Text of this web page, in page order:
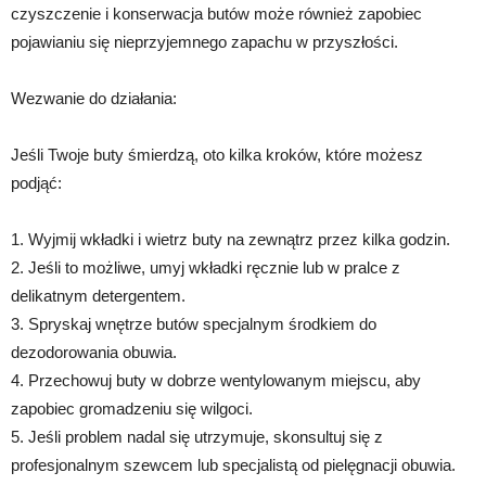
czyszczenie i konserwacja butów może również zapobiec
pojawianiu się nieprzyjemnego zapachu w przyszłości.
Wezwanie do działania:
Jeśli Twoje buty śmierdzą, oto kilka kroków, które możesz
podjąć:
1. Wyjmij wkładki i wietrz buty na zewnątrz przez kilka godzin.
2. Jeśli to możliwe, umyj wkładki ręcznie lub w pralce z
delikatnym detergentem.
3. Spryskaj wnętrze butów specjalnym środkiem do
dezodorowania obuwia.
4. Przechowuj buty w dobrze wentylowanym miejscu, aby
zapobiec gromadzeniu się wilgoci.
5. Jeśli problem nadal się utrzymuje, skonsultuj się z
profesjonalnym szewcem lub specjalistą od pielęgnacji obuwia.